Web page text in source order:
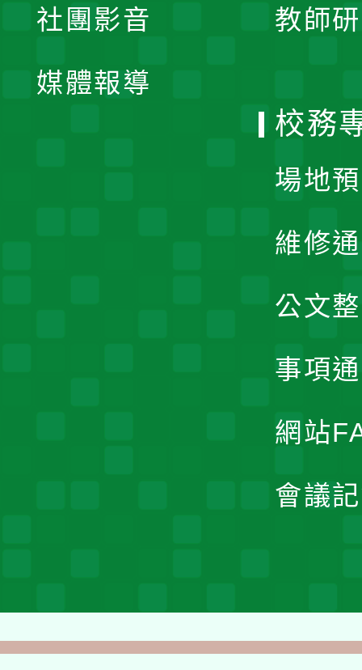
教師
社團影音
媒體報導
校務
場地
維修
公文
事項
網站
會議